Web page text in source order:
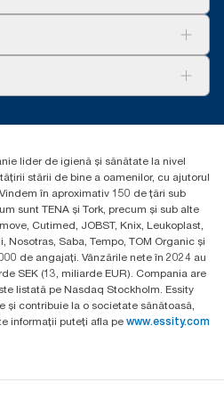
Deoarece aceste date sunt o
Hygiene
lider de igienă și sănătate la nivel
stării de bine a oamenilor, cu ajutorul
în aproximativ 150 de țări sub
sunt TENA și Tork, precum și sub alte
Cutimed, JOBST, Knix, Leukoplast,
Nosotras, Saba, Tempo, TOM Organic și
de angajați. Vânzările nete în 2024 au
SEK (13, miliarde EUR). Compania are
listată pe Nasdaq Stockholm. Essity
și contribuie la o societate sănătoasă,
informații puteți afla pe www.essity.com